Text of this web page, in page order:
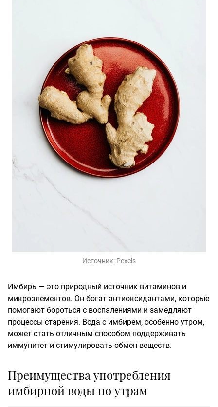
Источник: Pexels
Имбирь — это природный источник витаминов и
микроэлементов. Он богат антиоксидантами, которые
помогают бороться с воспалениями и замедляют
процессы старения. Вода с имбирем, особенно утром,
может стать отличным способом поддерживать
иммунитет и стимулировать обмен веществ.
Преимущества употребления
имбирной воды по утрам